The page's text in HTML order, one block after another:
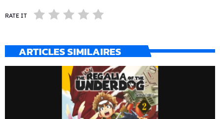
RATE IT
ARTICLES SIMILAIRES